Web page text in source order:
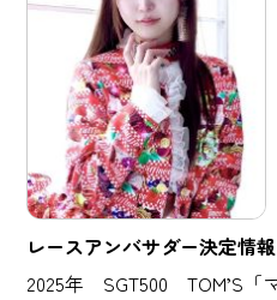
レースアンバサダー決定情報
2025年 SGT500 TOM’S「